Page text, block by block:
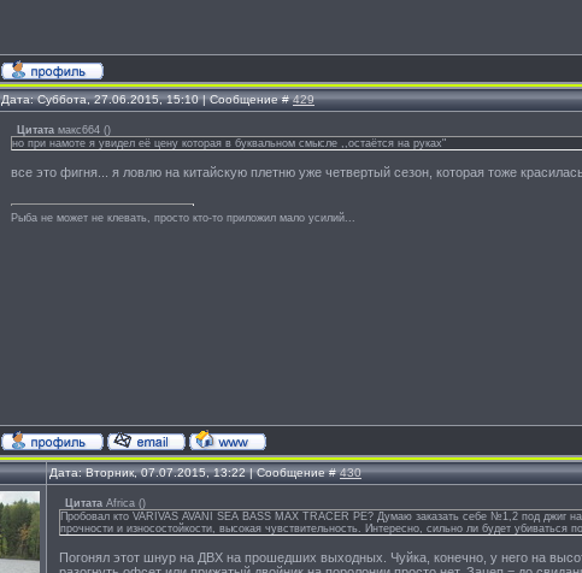
Дата: Суббота, 27.06.2015, 15:10 | Сообщение #429
Цитата макс664 ()
но при намоте я увидел её цену которая в буквальном смысле ,,остаётся на руках"
все это фигня... я ловлю на китайскую плетню уже четвертый сезон, которая тоже
Рыба не может не клевать, просто кто-то приложил мало усилий...
Дата: Вторник, 07.07.2015, 13:22 | Сообщение #430
Цитата Africa ()
Пробовал кто VARIVAS AVANI SEA BASS MAX TRACER PE? Думаю заказать себе №1,2 под джиг
прочности и износостойкости, высокая чувствительность. Интересно, сильно ли будет убиваться
Погонял этот шнур на ДВХ на прошедших выходных. Чуйка, конечно, у него на